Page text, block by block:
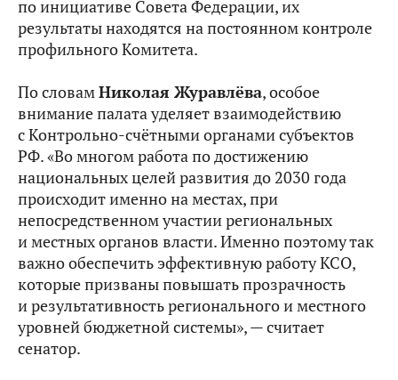
по инициативе Совета Федерации, их
результаты находятся на постоянном контроле
профильного Комитета.
По словамНиколая Журавлёва, особое
внимание палата уделяет взаимодействию
с Контрольно-счётными органами субъектов
РФ. «Во многом работа по достижению
национальных целей развития до 2030 года
происходит именно на местах, при
непосредственном участии региональных
и местных органов власти. Именно поэтому так
важно обеспечить эффективную работу КСО,
которые призваны повышать прозрачность
и результативность регионального и местного
уровней бюджетной системы», — считает
сенатор.